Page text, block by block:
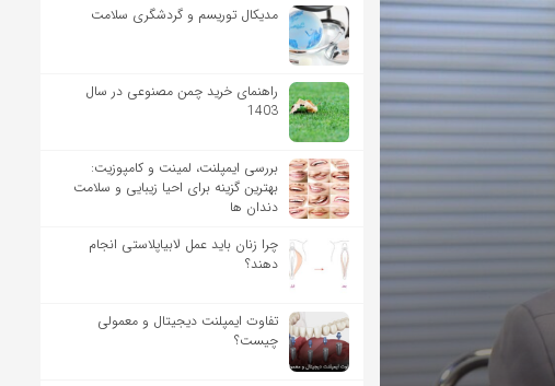
مدیکال توریسم و گردشگری سلامت
راهنمای خرید چمن مصنوعی در سال
1403
بررسی ایمپلنت، لمینت و کامپوزیت:
بهترین گزینه برای احیا زیبایی و سلامت
دندان ها
چرا زنان باید عمل لابیاپلاستی انجام
دهند؟
تفاوت ایمپلنت دیجیتال و معمولی
چیست؟